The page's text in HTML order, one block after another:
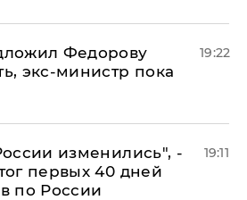
Федорову
экс-министр пока
19:22
изменились", -
первых 40 дней
по России
19:11